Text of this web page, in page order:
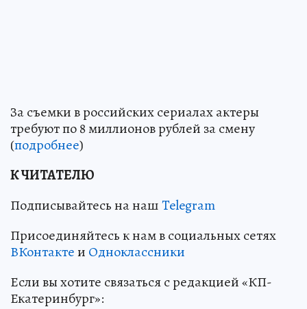
За съемки в российских сериалах актеры
требуют по 8 миллионов рублей за смену
(подробнее)
К ЧИТАТЕЛЮ
Подписывайтесь на нашTelegram
Присоединяйтесь к нам в социальных сетях
ВКонтактеи Одноклассники
Если вы хотите связаться с редакцией «КП-
Екатеринбург»: